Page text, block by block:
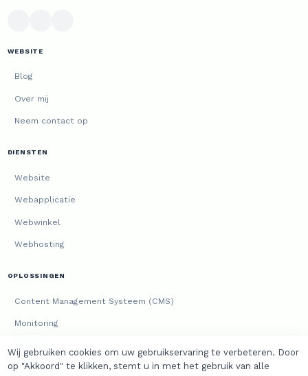
WEBSITE
Blog
Over mij
Neem contact op
DIENSTEN
Website
Webapplicatie
Webwinkel
Webhosting
OPLOSSINGEN
Content Management Systeem (CMS)
Monitoring
Wij gebruiken cookies om uw gebruikservaring te verbeteren. Door
op "Akkoord" te klikken, stemt u in met het gebruik van alle